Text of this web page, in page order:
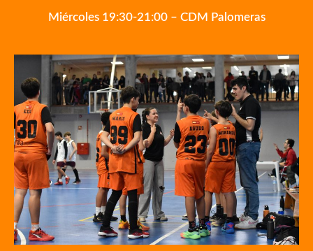
Miércoles 19:30-21:00 – CDM Palomeras